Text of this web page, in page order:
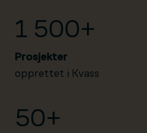
1 500+
Prosjekter
opprettet i Kvass
50+